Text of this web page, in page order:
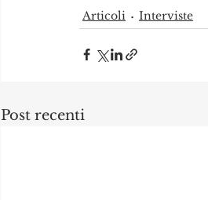
Articoli Interviste
Post recenti